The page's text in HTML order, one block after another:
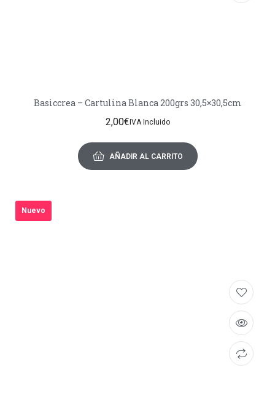
Basiccrea – Cartulina Blanca 200grs 30,5×30,5cm
2,00€IVA Incluido
AÑADIR AL CARRITO
Nuevo